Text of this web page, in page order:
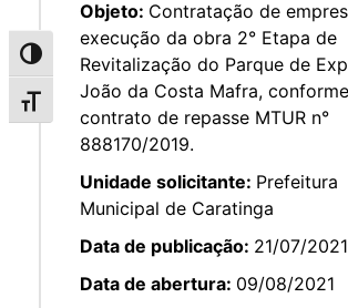
Alternar alto contraste
Alternar tamanho da fonte
Objeto: Contratação de
execução da obra 2° Etapa de
Revitalização do Parque de
João da Costa Mafra, conforme
contrato de repasse MTUR n°
888170/2019.
Unidade solicitante: Prefeitura
Municipal de Caratinga
Data de publicação: 21/07/2021
Data de abertura: 09/08/2021